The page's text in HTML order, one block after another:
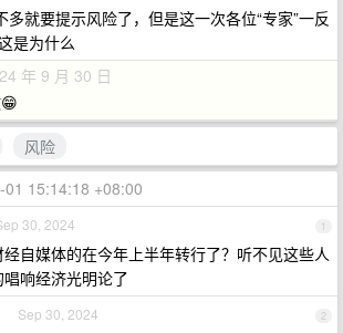
多就要提示风险了，但是这一次各位“专家”一反
是为什么
年 9 月 30 日
风险
15:14:18 +08:00
1
30, 2024
自媒体的在今年上半年转行了？听不见这些人
响经济光明论了
2
Sep 30, 2024